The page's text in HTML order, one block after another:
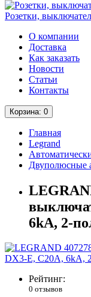
Розетки,
О компании
Доставка
Как заказать
Новости
Статьи
Контакты
Корзина: 0
Главная
Legrand
Двуполюсные
6kA, 2-
Рейтинг:
0 отзывов